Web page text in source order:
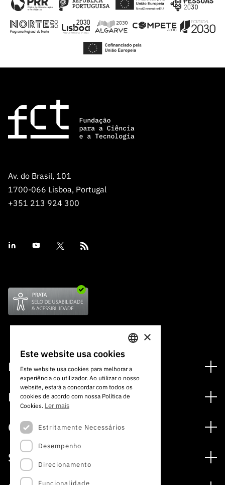
Av. do Brasil, 101
1700-066 Lisboa, Portugal
+351 213 924 300
Financiamento
Programas de Financiamento
Internacional
Prémios
Media
Notas de Imprensa
Subscrever Newsletter
Subscrever Direct Mail de Concursos
Agenda
Concursos
Concursos Abertos
Concursos Previstos
Concursos Fechados
Serviços
Serviços digitais: Tecnologia para o Conhecimento
PORTUGUESE
ENGLISH
×
Este website usa cookies
Este website usa cookies para melhorar a
experiência do utilizador. Ao utilizar o nosso
website, estará a concordar com todos os
cookies de acordo com nossa Política de
Cookies. Ler mais
Estritamente Necessários
Desempenho
Direcionamento
Funcionalidade